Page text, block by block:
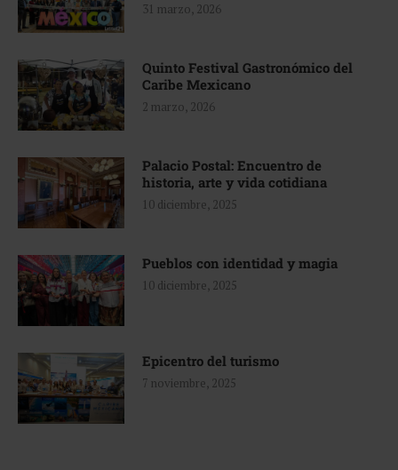
31 marzo, 2026
Quinto Festival Gastronómico del
Caribe Mexicano
2 marzo, 2026
Palacio Postal: Encuentro de
historia, arte y vida cotidiana
10 diciembre, 2025
Pueblos con identidad y magia
10 diciembre, 2025
Epicentro del turismo
7 noviembre, 2025